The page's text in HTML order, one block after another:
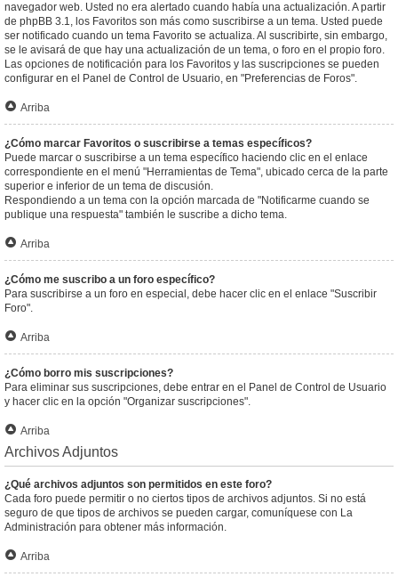
navegador web. Usted no era alertado cuando había una actualización. A partir
de phpBB 3.1, los Favoritos son más como suscribirse a un tema. Usted puede
ser notificado cuando un tema Favorito se actualiza. Al suscribirte, sin embargo,
se le avisará de que hay una actualización de un tema, o foro en el propio foro.
Las opciones de notificación para los Favoritos y las suscripciones se pueden
configurar en el Panel de Control de Usuario, en "Preferencias de Foros".
Arriba
¿Cómo marcar Favoritos o suscribirse a temas específicos?
Puede marcar o suscribirse a un tema específico haciendo clic en el enlace
correspondiente en el menú "Herramientas de Tema", ubicado cerca de la parte
superior e inferior de un tema de discusión.
Respondiendo a un tema con la opción marcada de "Notificarme cuando se
publique una respuesta" también le suscribe a dicho tema.
Arriba
¿Cómo me suscribo a un foro específico?
Para suscribirse a un foro en especial, debe hacer clic en el enlace "Suscribir
Foro".
Arriba
¿Cómo borro mis suscripciones?
Para eliminar sus suscripciones, debe entrar en el Panel de Control de Usuario
y hacer clic en la opción "Organizar suscripciones".
Arriba
Archivos Adjuntos
¿Qué archivos adjuntos son permitidos en este foro?
Cada foro puede permitir o no ciertos tipos de archivos adjuntos. Si no está
seguro de que tipos de archivos se pueden cargar, comuníquese con La
Administración para obtener más información.
Arriba